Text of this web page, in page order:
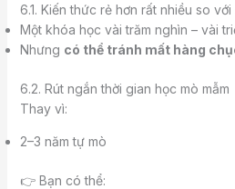
6.1. Kiến thức rẻ hơn rất nhiều so với
Một khóa học vài trăm nghìn – vài
Nhưng có thể tránh mất hàng
6.2. Rút ngắn thời gian học mò mẫm
Thay vì:
2–3 năm tự mò
👉 Bạn có thể: